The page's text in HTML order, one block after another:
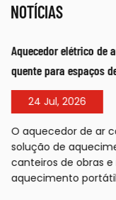
NOTÍCIAS
Aquecedor elétrico de
quente para espaços
24 Jul, 2026
O aquecedor de ar
solução de
canteiros de obras
aquecimento portátil